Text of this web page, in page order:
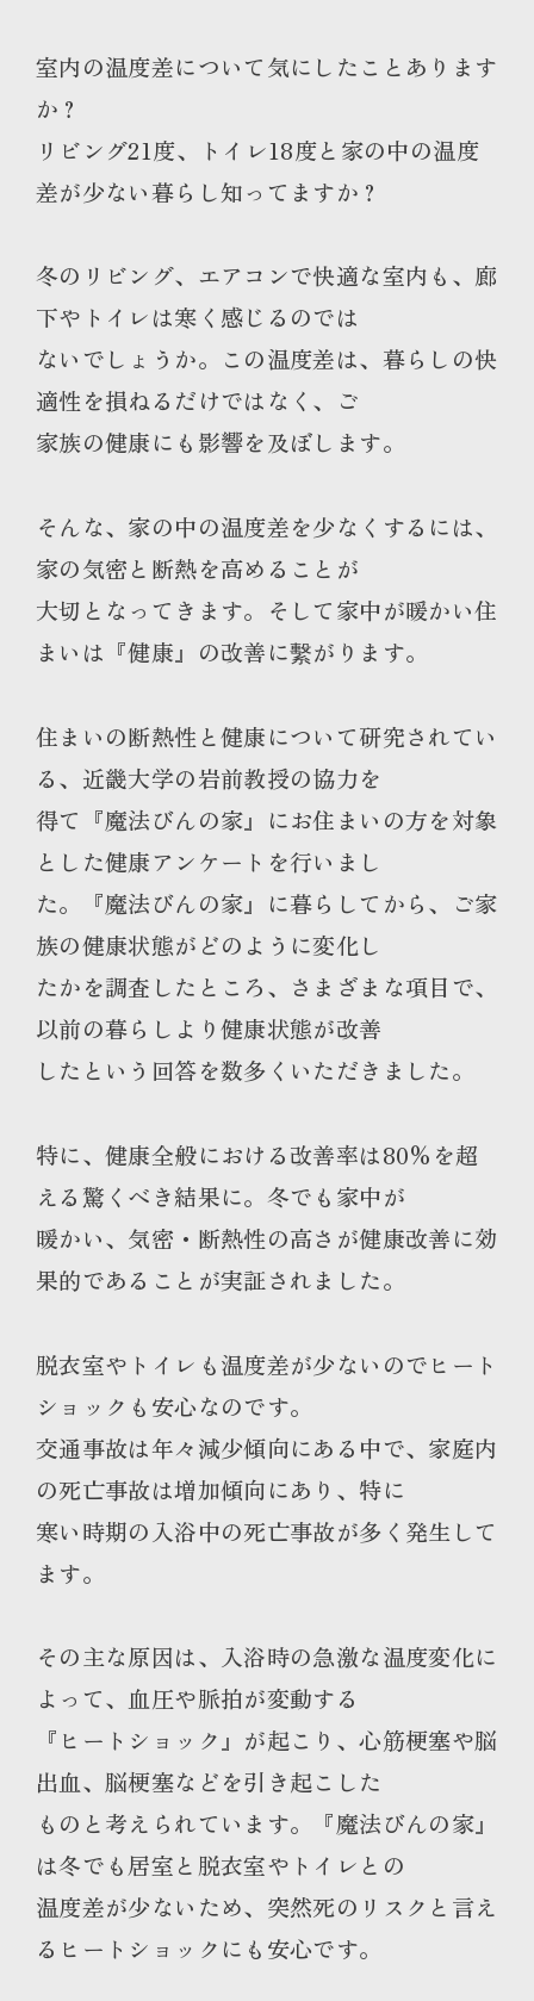
室内の温度差について気にしたことあります
か？
リビング21度、トイレ18度と家の中の温度
差が少ない暮らし知ってますか？
冬のリビング、エアコンで快適な室内も、廊
下やトイレは寒く感じるのでは
ないでしょうか。この温度差は、暮らしの快
適性を損ねるだけではなく、ご
家族の健康にも影響を及ぼします。
そんな、家の中の温度差を少なくするには、
家の気密と断熱を高めることが
大切となってきます。そして家中が暖かい住
まいは『健康』の改善に繫がります。
住まいの断熱性と健康について研究されてい
る、近畿大学の岩前教授の協力を
得て『魔法びんの家』にお住まいの方を対象
とした健康アンケートを行いまし
た。『魔法びんの家』に暮らしてから、ご家
族の健康状態がどのように変化し
たかを調査したところ、さまざまな項目で、
以前の暮らしより健康状態が改善
したという回答を数多くいただきました。
特に、健康全般における改善率は80%を超
える驚くべき結果に。冬でも家中が
暖かい、気密・断熱性の高さが健康改善に効
果的であることが実証されました。
脱衣室やトイレも温度差が少ないのでヒート
ショックも安心なのです。
交通事故は年々減少傾向にある中で、家庭内
の死亡事故は増加傾向にあり、特に
寒い時期の入浴中の死亡事故が多く発生して
ます。
その主な原因は、入浴時の急激な温度変化に
よって、血圧や脈拍が変動する
『ヒートショック』が起こり、心筋梗塞や脳
出血、脳梗塞などを引き起こした
ものと考えられています。『魔法びんの家』
は冬でも居室と脱衣室やトイレとの
温度差が少ないため、突然死のリスクと言え
るヒートショックにも安心です。